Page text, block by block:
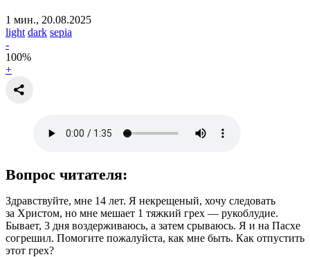
1 мин., 20.08.2025
light dark sepia
-
100%
+
Вопрос читателя:
Здравствуйте, мне 14 лет. Я некрещеный, хочу следовать
за Христом, но мне мешает 1 тяжкий грех — рукоблудие.
Бывает, 3 дня воздерживаюсь, а затем срываюсь. Я и на Пасхе
согрешил. Помогите пожалуйста, как мне быть. Как отпустить
этот грех?